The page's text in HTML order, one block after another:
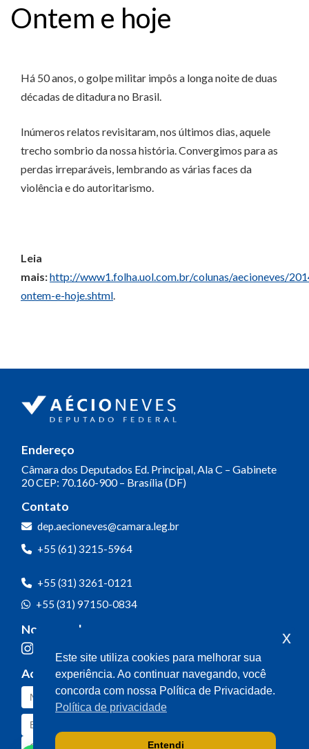
Ontem e hoje
Há 50 anos, o golpe militar impôs a longa noite de duas
décadas de ditadura no Brasil.
Inúmeros relatos revisitaram, nos últimos dias, aquele
trecho sombrio da nossa história. Convergimos para as
perdas irreparáveis, lembrando as várias faces da
violência e do autoritarismo.
Leia
mais:http://www1.folha.uol.com.br/colunas/aecioneves/
ontem-e-hoje.shtml.
Endereço
Câmara dos Deputados Ed. Principal, Ala C – Gabinete
20CEP: 70.160-900 – Brasília (DF)
Contato
dep.aecioneves@camara.leg.br
+55 (61) 3215-5964
+55 (31) 3261-0121
+55 (31) 97150-0834
Nossas redes
Acompanhe o meu mandato
Este site utiliza cookies para melhorar sua
experiência. Ao continuar navegando, você
concorda com nossa Política de Privacidade.
Política de privacidade
Entendi
x